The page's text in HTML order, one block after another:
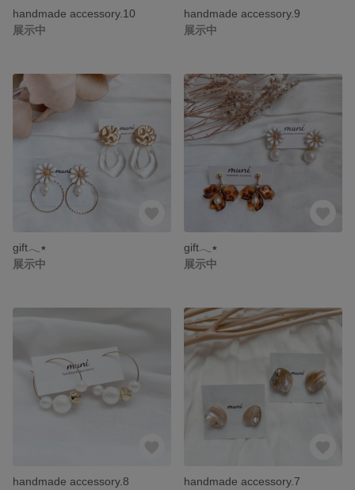
handmade accessory.10
展示中
handmade accessory.9
展示中
gift𓂃٭
展示中
gift𓂃٭
展示中
handmade accessory.8 handmade accessory.7